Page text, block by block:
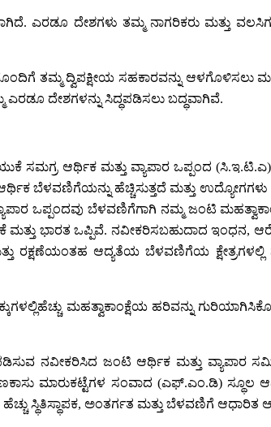
ಎರಡೂ ದೇಶಗಳು ತಮ್ಮ ನಾಗರಿಕರು ಮತ್ತು ವಲಸಿಗ
ದ್ವಿಪಕ್ಷೀಯ ಸಹಕಾರವನ್ನು ಆಳಗೊಳಿಸಲು
ಎರಡೂ ದೇಶಗಳನ್ನು ಸಿದ್ಧಪಡಿಸಲು ಬದ್ಧವಾಗಿವೆ.
ಸಮಗ್ರ ಆರ್ಥಿಕ ಮತ್ತು ವ್ಯಾಪಾರ ಒಪ್ಪಂದ
ಬೆಳವಣಿಗೆಯನ್ನು ಹೆಚ್ಚಿಸುತ್ತದೆ ಮತ್ತು
ಒಪ್ಪಂದವು ಬೆಳವಣಿಗೆಗಾಗಿ ನಮ್ಮ ಜಂಟಿ
ಭಾರತ ಒಪ್ಪಿವೆ. ನವೀಕರಿಸಬಹುದಾದ ಇಂಧನ,
ಮತ್ತು ರಕ್ಷಣೆಯಂತಹ ಆದ್ಯತೆಯ ಬೆಳವಣಿಗೆಯ
ಮಹತ್ವಾಕಾಂಕ್ಷೆಯ ಹರಿವನ್ನು
ನವೀಕರಿಸಿದ ಜಂಟಿ ಆರ್ಥಿಕ ಮತ್ತು ವ್ಯಾಪಾರ
ಮಾರುಕಟ್ಟೆಗಳ ಸಂವಾದ (ಎಫ್‌.ಎಂ.ಡಿ) ಸ್ಥೂಲ
ಸ್ಥಿತಿಸ್ಥಾಪಕ, ಅಂತರ್ಗತ ಮತ್ತು ಬೆಳವಣಿಗೆ